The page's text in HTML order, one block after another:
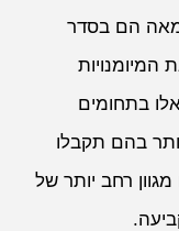
הם בסדר
את המיומנויות
בתחומים
בהם תקבלו
מגוון רחב יותר של